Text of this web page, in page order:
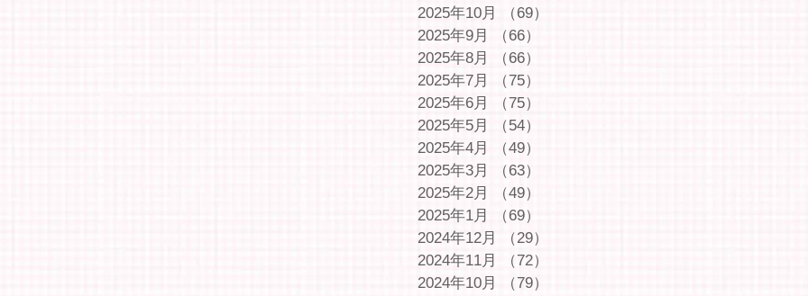
2025年10月
（69）
2025年9月
（66）
2025年8月
（66）
2025年7月
（75）
2025年6月
（75）
2025年5月
（54）
2025年4月
（49）
2025年3月
（63）
2025年2月
（49）
2025年1月
（69）
2024年12月
（29）
2024年11月
（72）
2024年10月
（79）